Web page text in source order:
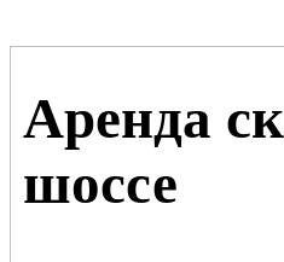
Аренда
шоссе